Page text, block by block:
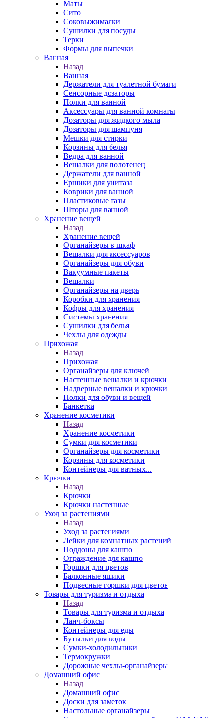
Маты
Сито
Соковыжималки
Сушилки для посуды
Терки
Формы для выпечки
Ванная
Назад
Ванная
Держатели для туалетной бумаги
Сенсорные дозаторы
Полки для ванной
Аксессуары для ванной комнаты
Дозаторы для жидкого мыла
Дозаторы для шампуня
Мешки для стирки
Корзины для белья
Ведра для ванной
Вешалки для полотенец
Держатели для ванной
Ершики для унитаза
Коврики для ванной
Пластиковые тазы
Шторы для ванной
Хранение вещей
Назад
Хранение вещей
Органайзеры в шкаф
Вешалки для аксессуаров
Органайзеры для обуви
Вакуумные пакеты
Вешалки
Органайзеры на дверь
Коробки для хранения
Кофры для хранения
Системы хранения
Сушилки для белья
Чехлы для одежды
Прихожая
Назад
Прихожая
Органайзеры для ключей
Настенные вешалки и крючки
Надверные вешалки и крючки
Полки для обуви и вещей
Банкетка
Хранение косметики
Назад
Хранение косметики
Сумки для косметики
Органайзеры для косметики
Корзины для косметики
Контейнеры для ватных...
Крючки
Назад
Крючки
Крючки настенные
Уход за растениями
Назад
Уход за растениями
Лейки для комнатных растений
Поддоны для кашпо
Ограждение для кашпо
Горшки для цветов
Балконные ящики
Подвесные горшки для цветов
Товары для туризма и отдыха
Назад
Товары для туризма и отдыха
Ланч-боксы
Контейнеры для еды
Бутылки для воды
Сумки-холодильники
Термокружки
Дорожные чехлы-органайзеры
Домашний офис
Назад
Домашний офис
Доски для заметок
Настольные органайзеры